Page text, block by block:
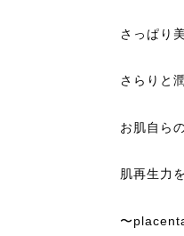
さっぱり
さらりと
お肌自ら
肌再生力
〜